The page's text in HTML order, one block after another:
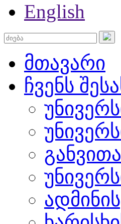
English
მთავარი
ჩვენს